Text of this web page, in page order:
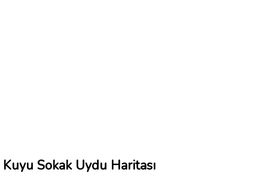
Kuyu Sokak Uydu Haritası